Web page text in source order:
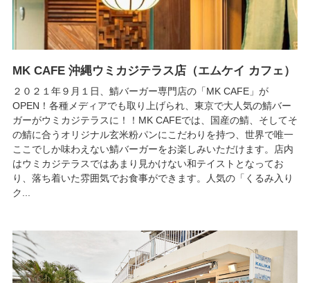
MK CAFE 沖縄ウミカジテラス店（エムケイ カフェ）
２０２１年９月１日、鯖バーガー専門店の「MK CAFE」が
OPEN！各種メディアでも取り上げられ、東京で大人気の鯖バー
ガーがウミカジテラスに！！MK CAFEでは、国産の鯖、そしてそ
の鯖に合うオリジナル玄米粉パンにこだわりを持つ、世界で唯一
ここでしか味わえない鯖バーガーをお楽しみいただけます。店内
はウミカジテラスではあまり見かけない和テイストとなってお
り、落ち着いた雰囲気でお食事ができます。人気の「くるみ入り
ク...